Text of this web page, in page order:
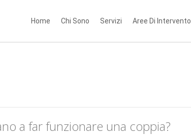
Home Chi Sono Servizi Aree Di Intervento
a far funzionare una coppia?